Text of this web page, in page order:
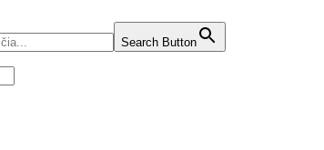
Search Button